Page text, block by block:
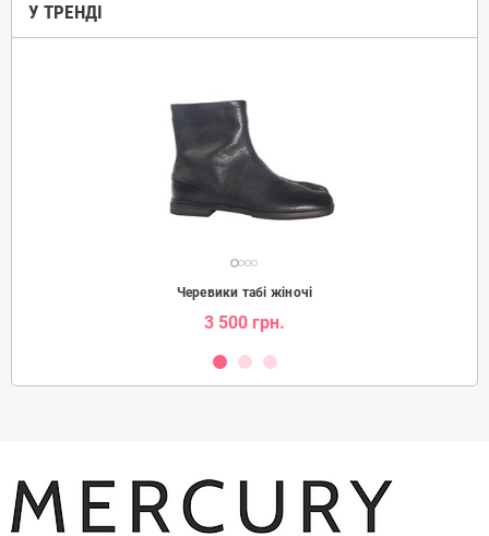
У ТРЕНДІ
Черевики табі жіночі
3 500 грн.